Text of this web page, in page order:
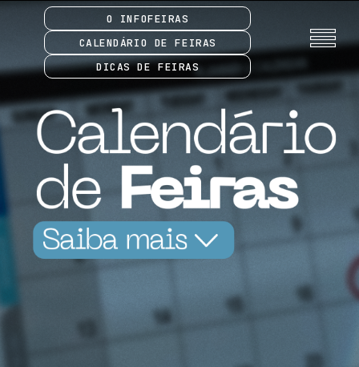
O INFOFEIRAS
CALENDÁRIO DE FEIRAS
DICAS DE FEIRAS